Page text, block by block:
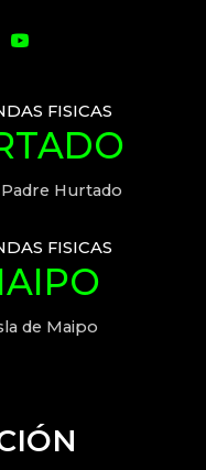
FISICAS
Hurtado
FISICAS
de Maipo